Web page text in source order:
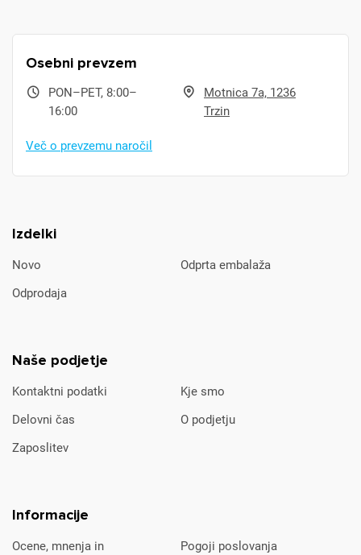
Izdelki
Novo
Odprta embalaža
Odprodaja
Naše podjetje
Kontaktni podatki
Kje smo
Delovni čas
O podjetju
Zaposlitev
Informacije
Ocene, mnenja in
Pogoji poslovanja
Osebni prevzem
PON–PET, 8:00–
16:00
Motnica 7a, 1236
Trzin
Več o prevzemu naročil